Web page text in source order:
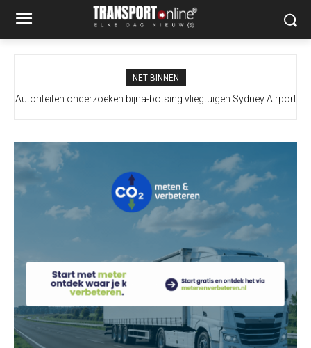
NET BINNEN
Autoriteiten onderzoeken bijna-botsing vliegtuigen Sydney Airport